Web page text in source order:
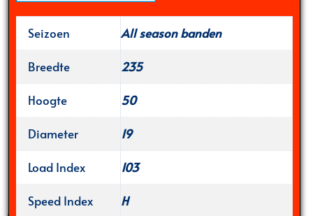
Seizoen
All season banden
Breedte
235
Hoogte
50
Diameter
19
Load Index
103
Speed Index
H